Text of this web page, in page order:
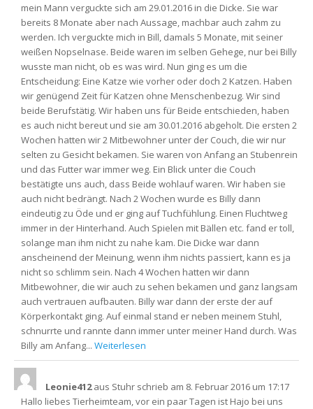
mein Mann verguckte sich am 29.01.2016 in die Dicke. Sie war
bereits 8 Monate aber nach Aussage, machbar auch zahm zu
werden. Ich verguckte mich in Bill, damals 5 Monate, mit seiner
weißen Nopselnase. Beide waren im selben Gehege, nur bei Billy
wusste man nicht, ob es was wird. Nun ging es um die
Entscheidung: Eine Katze wie vorher oder doch 2 Katzen. Haben
wir genügend Zeit für Katzen ohne Menschenbezug. Wir sind
beide Berufstätig. Wir haben uns für Beide entschieden, haben
es auch nicht bereut und sie am 30.01.2016 abgeholt. Die ersten 2
Wochen hatten wir 2 Mitbewohner unter der Couch, die wir nur
selten zu Gesicht bekamen. Sie waren von Anfang an Stubenrein
und das Futter war immer weg. Ein Blick unter die Couch
bestätigte uns auch, dass Beide wohlauf waren. Wir haben sie
auch nicht bedrängt. Nach 2 Wochen wurde es Billy dann
eindeutig zu Öde und er ging auf Tuchfühlung. Einen Fluchtweg
immer in der Hinterhand. Auch Spielen mit Bällen etc. fand er toll,
solange man ihm nicht zu nahe kam. Die Dicke war dann
anscheinend der Meinung, wenn ihm nichts passiert, kann es ja
nicht so schlimm sein. Nach 4 Wochen hatten wir dann
Mitbewohner, die wir auch zu sehen bekamen und ganz langsam
auch vertrauen aufbauten. Billy war dann der erste der auf
Körperkontakt ging. Auf einmal stand er neben meinem Stuhl,
schnurrte und rannte dann immer unter meiner Hand durch. Was
Billy am Anfang... Weiterlesen
Leonie412aus Stuhr schrieb am 8. Februar 2016 um 17:17
Hallo liebes Tierheimteam, vor ein paar Tagen ist Hajo bei uns